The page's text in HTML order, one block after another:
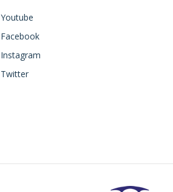
Youtube
Facebook
Instagram
Twitter